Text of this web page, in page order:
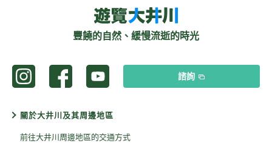
豐饒的自然、緩慢流逝的時光
諮詢
關於大井川及其周邊地區
前往大井川周邊地區的交通方式